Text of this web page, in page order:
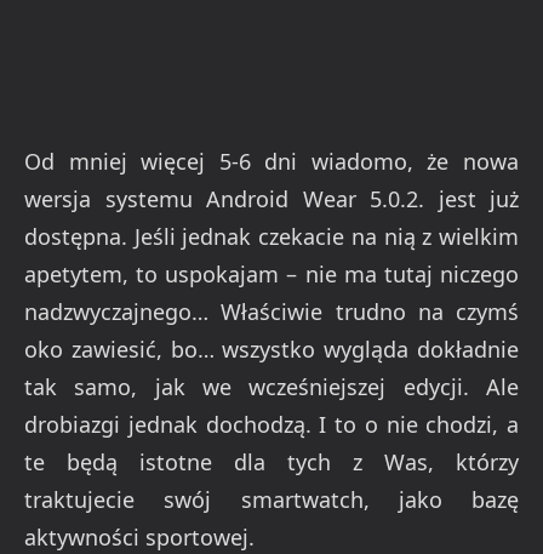
Od mniej więcej 5-6 dni wiadomo, że nowa
wersja systemu Android Wear 5.0.2. jest już
dostępna. Jeśli jednak czekacie na nią z wielkim
apetytem, to uspokajam – nie ma tutaj niczego
nadzwyczajnego… Właściwie trudno na czymś
oko zawiesić, bo… wszystko wygląda dokładnie
tak samo, jak we wcześniejszej edycji. Ale
drobiazgi jednak dochodzą. I to o nie chodzi, a
te będą istotne dla tych z Was, którzy
traktujecie swój smartwatch, jako bazę
aktywności sportowej.